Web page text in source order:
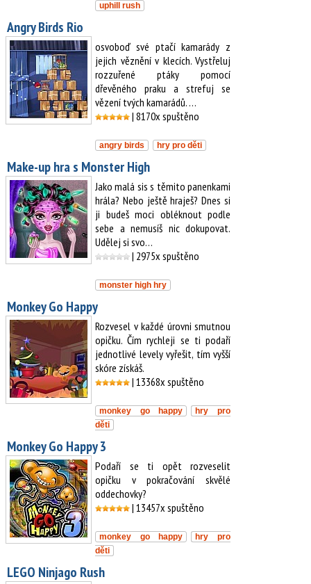
uphill rush
Angry Birds Rio
osvoboď své ptačí kamarády z
jejich věznění v klecích. Vystřeluj
rozzuřené ptáky pomocí
dřevěného praku a strefuj se
vězení tvých kamarádů. …
| 8170x spuštěno
angry birds hry pro děti
Make-up hra s Monster High
Jako malá sis s těmito panenkami
hrála? Nebo ještě hraješ? Dnes si
ji budeš moci obléknout podle
sebe a nemusíš nic dokupovat.
Udělej si svo…
| 2975x spuštěno
monster high hry
Monkey Go Happy
Rozvesel v každé úrovni smutnou
opičku. Čím rychleji se ti podaří
jednotlivé levely vyřešit, tím vyšší
skóre získáš.
| 13368x spuštěno
monkey go happy
hry pro
děti
Monkey Go Happy 3
Podaří se ti opět rozveselit
opičku v pokračování skvělé
oddechovky?
| 13457x spuštěno
monkey go happy
hry pro
děti
LEGO Ninjago Rush